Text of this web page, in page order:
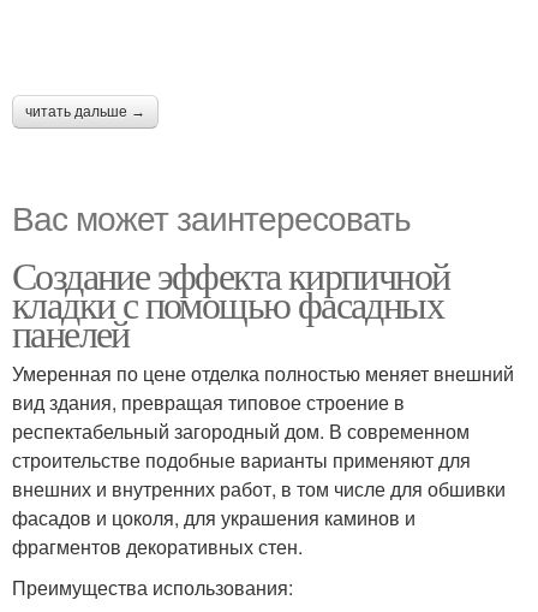
читать дальше →
Вас может заинтересовать
Создание эффекта кирпичной
кладки с помощью фасадных
панелей
Умеренная по цене отделка полностью меняет внешний
вид здания, превращая типовое строение в
респектабельный загородный дом. В современном
строительстве подобные варианты применяют для
внешних и внутренних работ, в том числе для обшивки
фасадов и цоколя, для украшения каминов и
фрагментов декоративных стен.
Преимущества использования: